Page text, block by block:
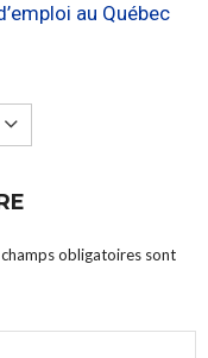
au Québec
champs obligatoires sont